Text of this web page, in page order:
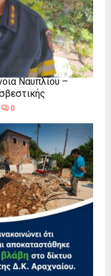
Ναυπλίου –
0